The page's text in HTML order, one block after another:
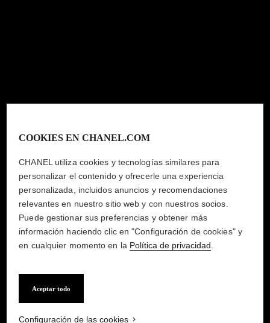
COOKIES EN CHANEL.COM
CHANEL utiliza cookies y tecnologías similares para
personalizar el contenido y ofrecerle una experiencia
personalizada, incluidos anuncios y recomendaciones
relevantes en nuestro sitio web y con nuestros socios.
Puede gestionar sus preferencias y obtener más
información haciendo clic en "Configuración de cookies" y
en cualquier momento en la Política de privacidad
Aceptar todo
Configuración de las cookies